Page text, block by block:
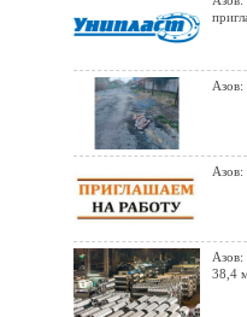
Азов:
Азов:
Азов:
38,4